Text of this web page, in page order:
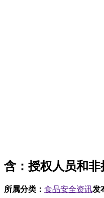
含：授权人员和非
所属分类： 食品安全资讯发